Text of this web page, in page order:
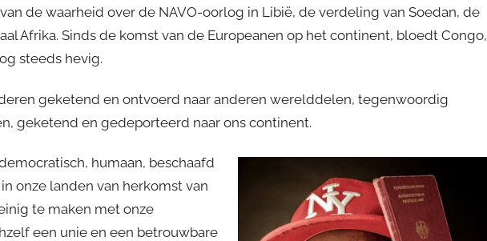
de waarheid over de NAVO-oorlog in Libië, de verdeling van Soedan, de
Afrika. Sinds de komst van de Europeanen op het continent, bloedt Congo,
steeds hevig.
geketend en ontvoerd naar anderen werelddelen, tegenwoordig
geketend en gedeporteerd naar ons continent.
humaan, beschaafd
onze landen van herkomst van
te maken met onze
een unie en een betrouwbare